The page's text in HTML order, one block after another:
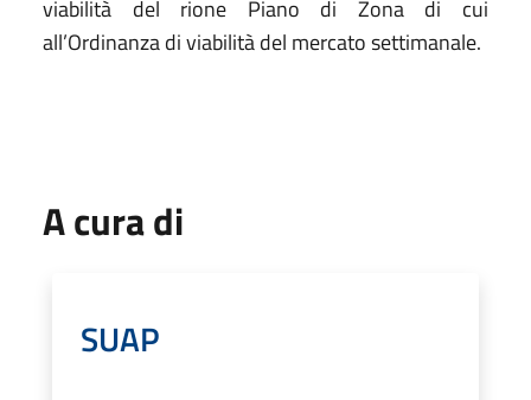
viabilità del rione Piano di Zona di cui
all’Ordinanza di viabilità del mercato settimanale.
A cura di
SUAP